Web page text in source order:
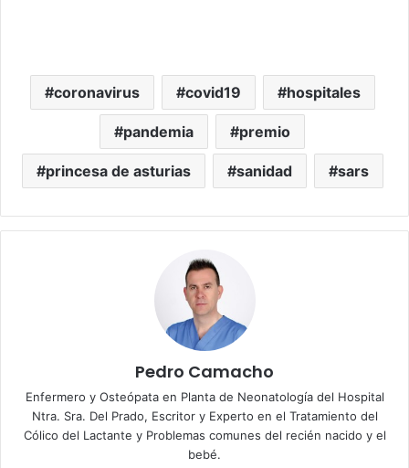
coronavirus covid19 hospitales
pandemia premio
princesa de asturias sanidad sars
Pedro Camacho
Enfermero y Osteópata en Planta de Neonatología del Hospital
Ntra. Sra. Del Prado, Escritor y Experto en el Tratamiento del
Cólico del Lactante y Problemas comunes del recién nacido y el
bebé.